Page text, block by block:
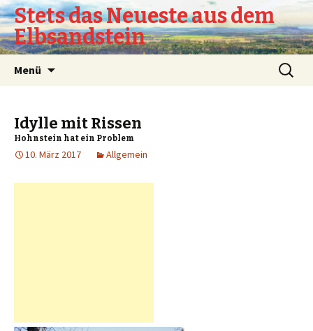
Stets das Neueste aus dem
Elbsandstein
Menü
Suchen
nach:
Idylle mit Rissen
Hohnstein hat ein Problem
10. März 2017 Allgemein